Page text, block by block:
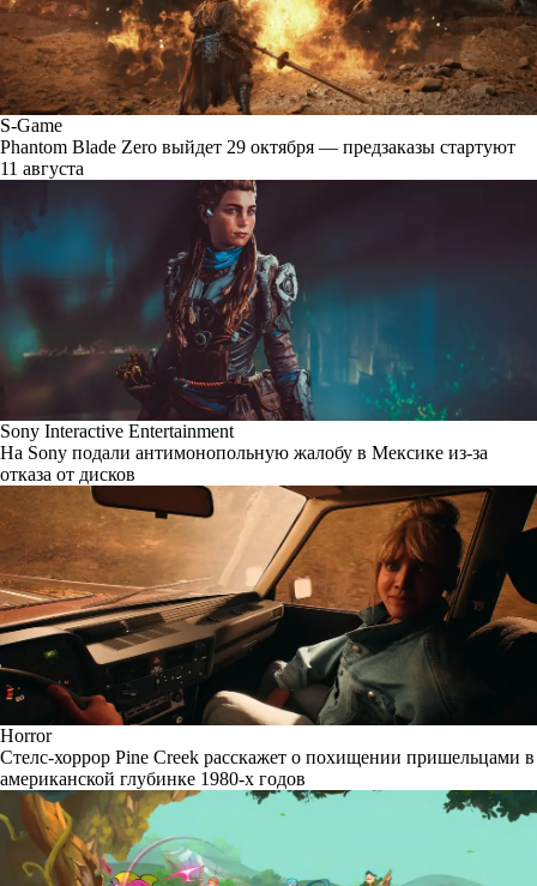
S-Game
Phantom Blade Zero выйдет 29 октября — предзаказы стартуют
11 августа
Sony Interactive Entertainment
На Sony подали антимонопольную жалобу в Мексике из-за
отказа от дисков
Horror
Стелс-хоррор Pine Creek расскажет о похищении пришельцами в
американской глубинке 1980-х годов